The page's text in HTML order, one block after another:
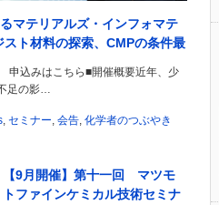
マテリアルズ・インフォマテ
スト材料の探索、CMPの条件最
込みはこちら■開催概要近年、少
足の影…
, セミナー, 会告, 化学者のつぶやき
【9月開催】第十一回 マツモ
トファインケミカル技術セミナ